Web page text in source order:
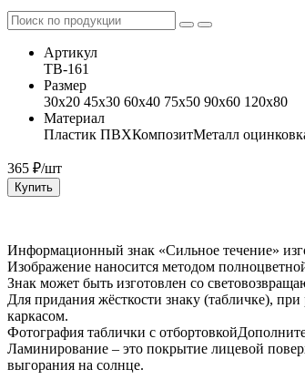
Артикул
ТВ-161
Размер
30x20 45x30 60x40 75x50 90x60 120x80
Материал
Пластик ПВХКомпозитМеталл
365 ₽/шт
Купить
Информационный знак «Сильное течение»
Изображение наносится методом
Знак может быть изготовлен со
Для придания жёсткости знаку (табличке),
каркасом.
Фотография таблички с
Ламинирование – это покрытие лицевой
выгорания на солнце.